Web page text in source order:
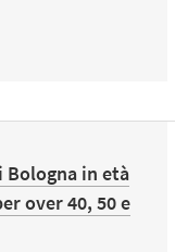
Bologna in età
over 40, 50 e